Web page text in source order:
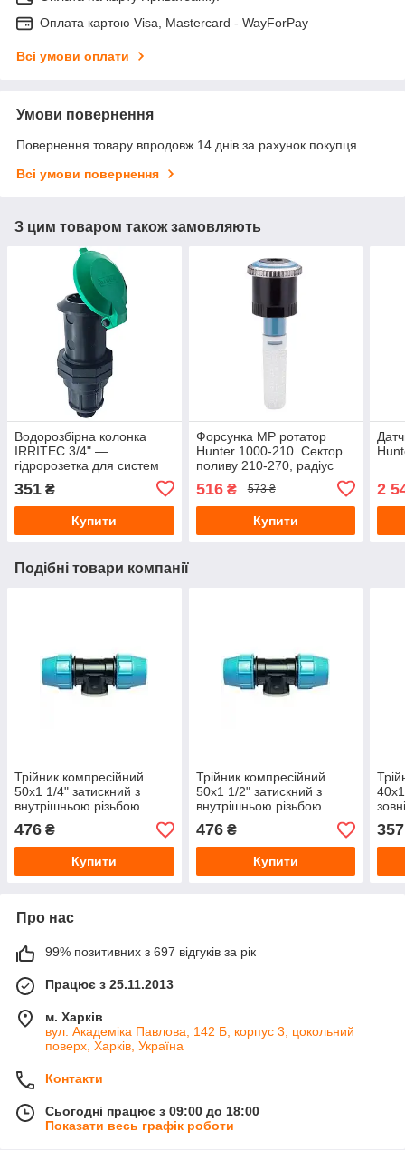
Оплата картою Visa, Mastercard - WayForPay
Всі умови оплати
Умови повернення
Повернення товару впродовж 14 днів за рахунок покупця
Всі умови повернення
З цим товаром також замовляють
Водорозбірна колонка
IRRITEC 3/4" —
гідророзетка для систем
351 ₴
Купити
Форсунка МР ротатор
Hunter 1000-210. Сектор
поливу 210-270, радіус
516₴ 573 ₴
Купити
2
Подібні товари компанії
Трійник компресійний
50х1 1/4" затискний з
внутрішньою різьбою
Unidelta для ПЕ та ПНД
труб водопостачання
476 ₴
Купити
Трійник компресійний
50х1 1/2" затискний з
внутрішньою різьбою
Unidelta для ПЕ та ПНД
труб водопостачання
476₴
Купити
357
Про нас
99% позитивних з 697 відгуків за рік
Працює з 25.11.2013
м. Харків
вул. Академіка Павлова, 142 Б, корпус 3, цокольний
поверх, Харків, Україна
Контакти
Сьогодні працює з 09:00 до 18:00
Показати весь графік роботи